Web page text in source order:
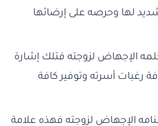
لها وحرصه على إرضائها
الإجهاض لزوجته فتلك إشارة
رغبات أسرته وتوفير كافة
الإجهاض لزوجته فهذه علامة